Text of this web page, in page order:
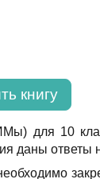
книгу
для 10
даны ответы